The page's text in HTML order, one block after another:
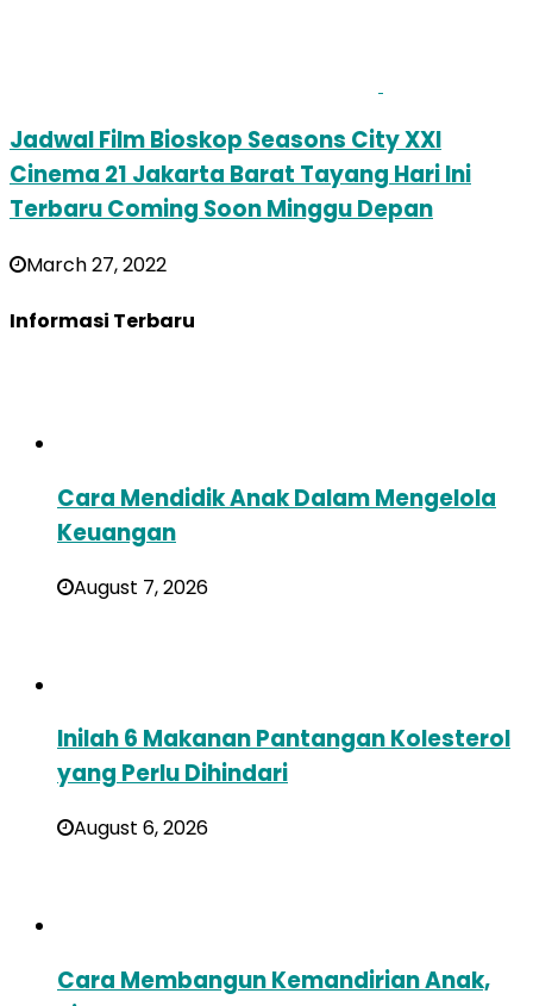
Jadwal Film Bioskop Seasons City XXI
Cinema 21 Jakarta Barat Tayang Hari Ini
Terbaru Coming Soon Minggu Depan
March 27, 2022
Informasi Terbaru
Cara Mendidik Anak Dalam Mengelola
Keuangan
August 7, 2026
Inilah 6 Makanan Pantangan Kolesterol
yang Perlu Dihindari
August 6, 2026
Cara Membangun Kemandirian Anak,